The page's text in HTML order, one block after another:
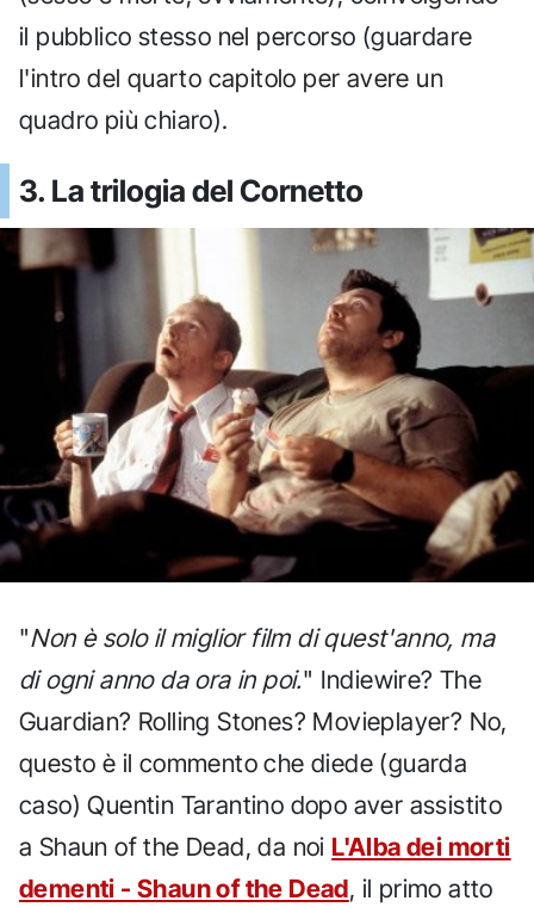
il pubblico stesso nel percorso (guardare
l'intro del quarto capitolo per avere un
quadro più chiaro).
3. La trilogia del Cornetto
"Non è solo il miglior film di quest'anno, ma
di ogni anno da ora in poi." Indiewire? The
Guardian? Rolling Stones? Movieplayer? No,
questo è il commento che diede (guarda
caso) Quentin Tarantino dopo aver assistito
a Shaun of the Dead, da noi L'Alba dei morti
dementi - Shaun of the Dead, il primo atto